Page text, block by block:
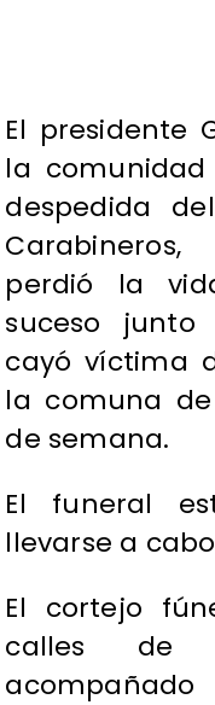
El presidente
la
despedida
Carabineros,
perdió la
suceso
cayó víctima
la comuna
de semana.
El funeral
llevarse a
El cortejo
calles de